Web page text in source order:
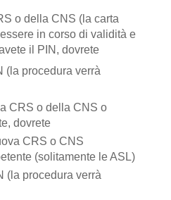
o della CNS (la carta
in corso di validità e
il PIN, dovrete
(la procedura verrà
CRS o della CNS o
dovrete
CRS o CNS
(solitamente le ASL)
(la procedura verrà